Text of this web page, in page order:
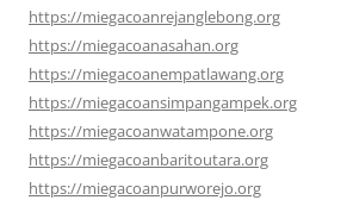
https://miegacoanrejanglebong.org
https://miegacoanasahan.org
https://miegacoanempatlawang.org
https://miegacoansimpangampek.org
https://miegacoanwatampone.org
https://miegacoanbaritoutara.org
https://miegacoanpurworejo.org